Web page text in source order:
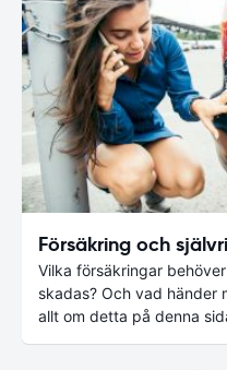
Försäkring och
Vilka försäkringar
skadas? Och vad händer
allt om detta på denna